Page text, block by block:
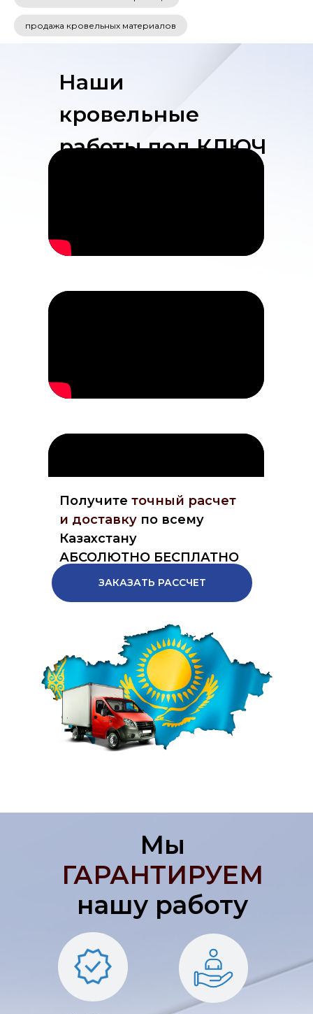
продажа кровельных материалов
Наши
кровельные
работы под КЛЮЧ
Получите точный расчет
и доставку по всему
Казахстану
АБСОЛЮТНО БЕСПЛАТНО
ЗАКАЗАТЬ РАССЧЕТ
Мы
ГАРАНТИРУЕМ
нашу работу